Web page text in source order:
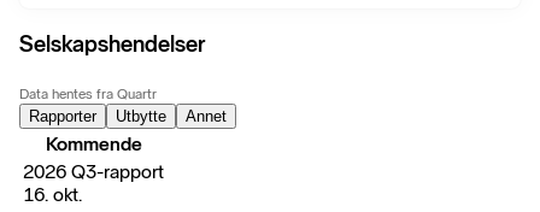
Selskapshendelser
Data hentes fra Quartr
Rapporter Utbytte Annet
Kommende
2026 Q3-rapport
16. okt.